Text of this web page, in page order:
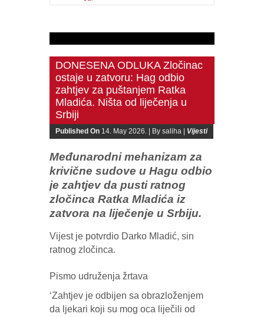
DONESENA ODLUKA Zločinac
ostaje u zatvoru: Hag odbio
zahtjev za puštanjem Ratka
Mladića. Ništa od liječenja u
Srbiji
Published On 14. May 2026. | By saliha | Vijesti
Međunarodni mehanizam za
krivične sudove u Hagu odbio
je zahtjev da pusti ratnog
zločinca Ratka Mladića iz
zatvora na liječenje u Srbiju.
Vijest je potvrdio Darko Mladić, sin
ratnog zločinca.
Pismo udruženja žrtava
‘Zahtjev je odbijen sa obrazloženjem
da ljekari koji su mog oca liječili od